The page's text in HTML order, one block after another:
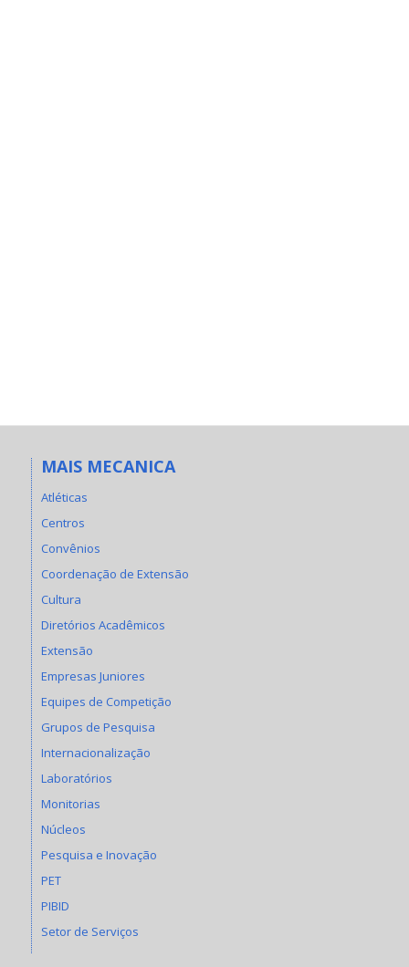
MAIS MECANICA
Atléticas
Centros
Convênios
Coordenação de Extensão
Cultura
Diretórios Acadêmicos
Extensão
Empresas Juniores
Equipes de Competição
Grupos de Pesquisa
Internacionalização
Laboratórios
Monitorias
Núcleos
Pesquisa e Inovação
PET
PIBID
Setor de Serviços